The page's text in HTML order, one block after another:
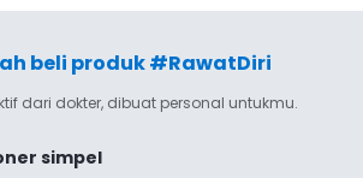
beli produk #RawatDiri
dari dokter, dibuat personal untukmu.
simpel